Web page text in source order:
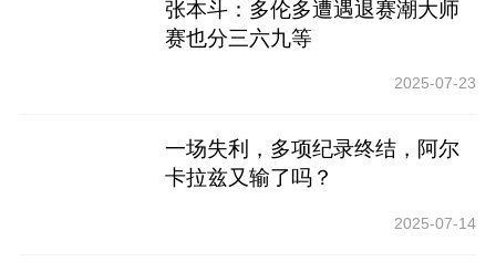
张本斗：多伦多遭遇退赛潮大师
赛也分三六九等
2025-07-23
一场失利，多项纪录终结，阿尔
卡拉兹又输了吗？
2025-07-14